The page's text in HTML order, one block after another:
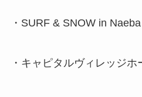
・SURF & SNOW in
・キャピタルヴィレッジホ